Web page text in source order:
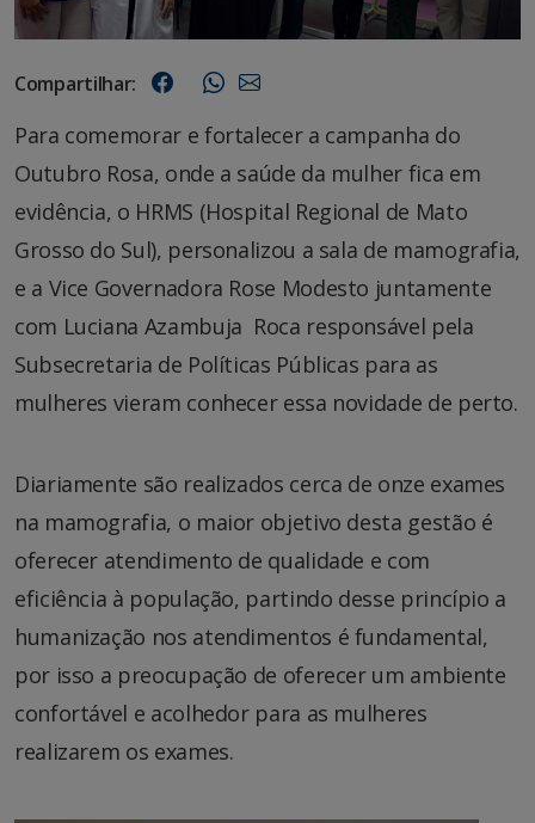
Compartilhar:
Para comemorar e fortalecer a campanha do
Outubro Rosa, onde a saúde da mulher fica em
evidência, o HRMS (Hospital Regional de Mato
Grosso do Sul), personalizou a sala de mamografia,
e a Vice Governadora Rose Modesto juntamente
com Luciana Azambuja Roca responsável pela
Subsecretaria de Políticas Públicas para as
mulheres vieram conhecer essa novidade de perto.
Diariamente são realizados cerca de onze exames
na mamografia, o maior objetivo desta gestão é
oferecer atendimento de qualidade e com
eficiência à população, partindo desse princípio a
humanização nos atendimentos é fundamental,
por isso a preocupação de oferecer um ambiente
confortável e acolhedor para as mulheres
realizarem os exames.